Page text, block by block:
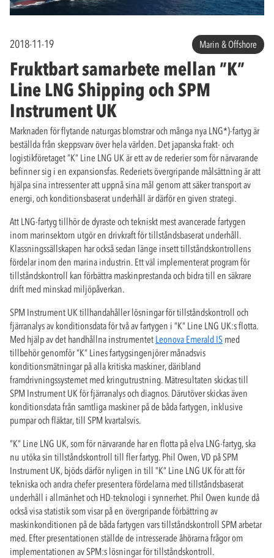
2018-11-19 Marin & Offshore
Fruktbart samarbete mellan ”K”
Line LNG Shipping och SPM
Instrument UK
Marknaden för flytande naturgas blomstrar och många nya LNG*)-fartyg är
beställda från skeppsvarv över hela världen. Det japanska frakt- och
logistikföretaget ”K” Line LNG UK är ett av de rederier som för närvarande
befinner sig i en expansionsfas. Rederiets övergripande målsättning är att
hjälpa sina intressenter att uppnå sina mål genom att säker transport av
energi, och konditionsbaserat underhåll är därför en given strategi.
Att LNG-fartyg tillhör de dyraste och tekniskt mest avancerade fartygen
inom marinsektorn utgör en drivkraft för tillståndsbaserat underhåll.
Klassningssällskapen har också sedan länge insett tillståndskontrollens
fördelar inom den marina industrin. Ett väl implementerat program för
tillståndskontroll kan förbättra maskinprestanda och bidra till en säkrare
drift med minskad miljöpåverkan.
SPM Instrument UK tillhandahåller lösningar för tillståndskontroll och
fjärranalys av konditionsdata för två av fartygen i ”K” Line LNG UK:s flotta.
Med hjälp av det handhållna instrumentet Leonova Emerald IS med
tillbehör genomför ”K” Lines fartygsingenjörer månadsvis
konditionsmätningar på alla kritiska maskiner, däribland
framdrivningssystemet med kringutrustning. Mätresultaten skickas till
SPM Instrument UK för fjärranalys och diagnos. Därutöver skickas även
konditionsdata från samtliga maskiner på de båda fartygen, inklusive
pumpar och fläktar, till SPM kvartalsvis.
”K” Line LNG UK, som för närvarande har en flotta på elva LNG-fartyg, ska
nu utöka sin tillståndskontroll till fler fartyg. Phil Owen, VD på SPM
Instrument UK, bjöds därför nyligen in till ”K” Line LNG UK för att för
tekniska och andra chefer presentera fördelarna med tillståndsbaserat
underhåll i allmänhet och HD-teknologi i synnerhet. Phil Owen kunde då
också visa statistik som visar på en övergripande förbättring av
maskinkonditionen på de båda fartygen vars tillståndskontroll SPM arbetar
med. Efter presentationen ställde de intresserade åhörarna frågor om
implementationen av SPM:s lösningar för tillståndskontroll.